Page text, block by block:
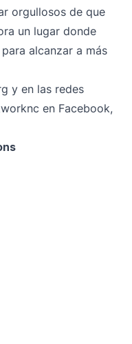
orgullosos de que
un lugar donde
alcanzar a más
y en las redes
en Facebook,